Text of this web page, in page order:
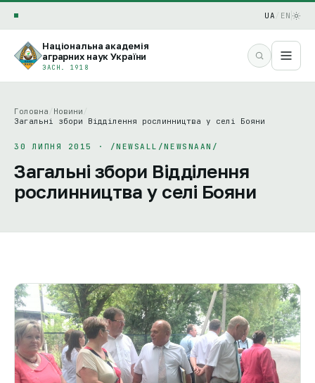
UA EN
Національна академія
аграрних наук України
ЗАСН. 1918
Головна Новини
Загальні збори Відділення рослинництва у селі Бояни
30 ЛИПНЯ 2015 · /NEWSALL/NEWSNAAN/
Загальні збори Відділення
рослинництва у селі Бояни